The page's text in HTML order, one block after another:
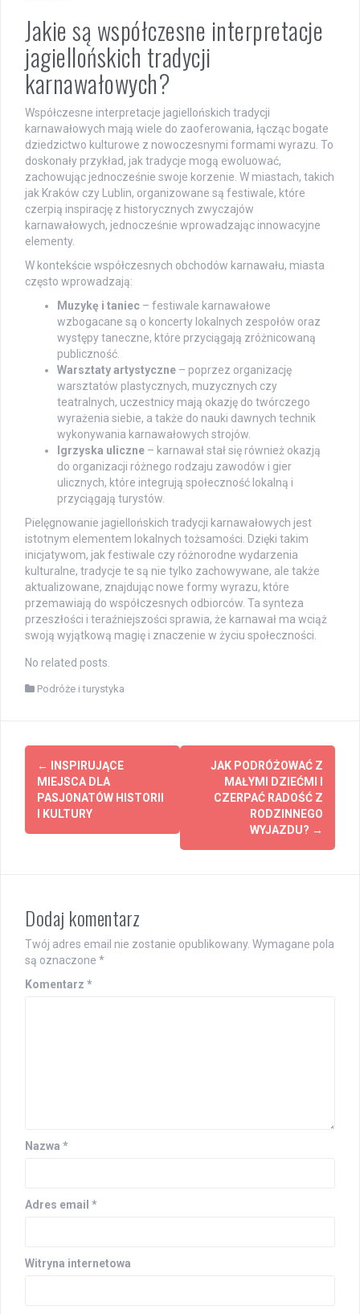
Jakie są współczesne interpretacje
jagiellońskich tradycji
karnawałowych?
Współczesne interpretacje jagiellońskich tradycji
karnawałowych mają wiele do zaoferowania, łącząc bogate
dziedzictwo kulturowe z nowoczesnymi formami wyrazu. To
doskonały przykład, jak tradycje mogą ewoluować,
zachowując jednocześnie swoje korzenie. W miastach, takich
jak Kraków czy Lublin, organizowane są festiwale, które
czerpią inspirację z historycznych zwyczajów
karnawałowych, jednocześnie wprowadzając innowacyjne
elementy.
W kontekście współczesnych obchodów karnawału, miasta
często wprowadzają:
Muzykę i taniec – festiwale karnawałowe
wzbogacane są o koncerty lokalnych zespołów oraz
występy taneczne, które przyciągają zróżnicowaną
publiczność.
Warsztaty artystyczne – poprzez organizację
warsztatów plastycznych, muzycznych czy
teatralnych, uczestnicy mają okazję do twórczego
wyrażenia siebie, a także do nauki dawnych technik
wykonywania karnawałowych strojów.
Igrzyska uliczne – karnawał stał się również okazją
do organizacji różnego rodzaju zawodów i gier
ulicznych, które integrują społeczność lokalną i
przyciągają turystów.
Pielęgnowanie jagiellońskich tradycji karnawałowych jest
istotnym elementem lokalnych tożsamości. Dzięki takim
inicjatywom, jak festiwale czy różnorodne wydarzenia
kulturalne, tradycje te są nie tylko zachowywane, ale także
aktualizowane, znajdując nowe formy wyrazu, które
przemawiają do współczesnych odbiorców. Ta synteza
przeszłości i teraźniejszości sprawia, że karnawał ma wciąż
swoją wyjątkową magię i znaczenie w życiu społeczności.
No related posts.
Podróże i turystyka
Post
navigation
←
INSPIRUJĄCE
MIEJSCA DLA
PASJONATÓW HISTORII
I KULTURY
JAK PODRÓŻOWAĆ Z
MAŁYMI DZIEĆMI I
CZERPAĆ RADOŚĆ Z
RODZINNEGO
WYJAZDU? →
Dodaj komentarz
Twój adres email nie zostanie opublikowany. Wymagane pola
są oznaczone *
Komentarz *
Nazwa *
Adres email *
Witryna internetowa